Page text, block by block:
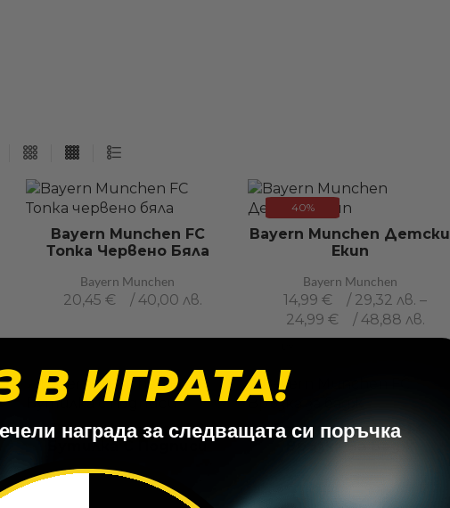
Bayern Munchen FC
Топка Червено Бяла
Bayern Munchen
20,45€ / 40,00 лв.
40%
Bayern Munchen Детски
Екип
Bayern Munchen
14,99€ / 29,32 лв.–
24,99 € / 48,88 лв.
Bayern Munchen FC
Бутилка С Подписи
Bayern Munchen
/ 25,41 лв.
Bayern Munchen FC
Връзка За Бадж
/ 17,58 лв.
В ИГРАТА!
награда за следващата си поръчка